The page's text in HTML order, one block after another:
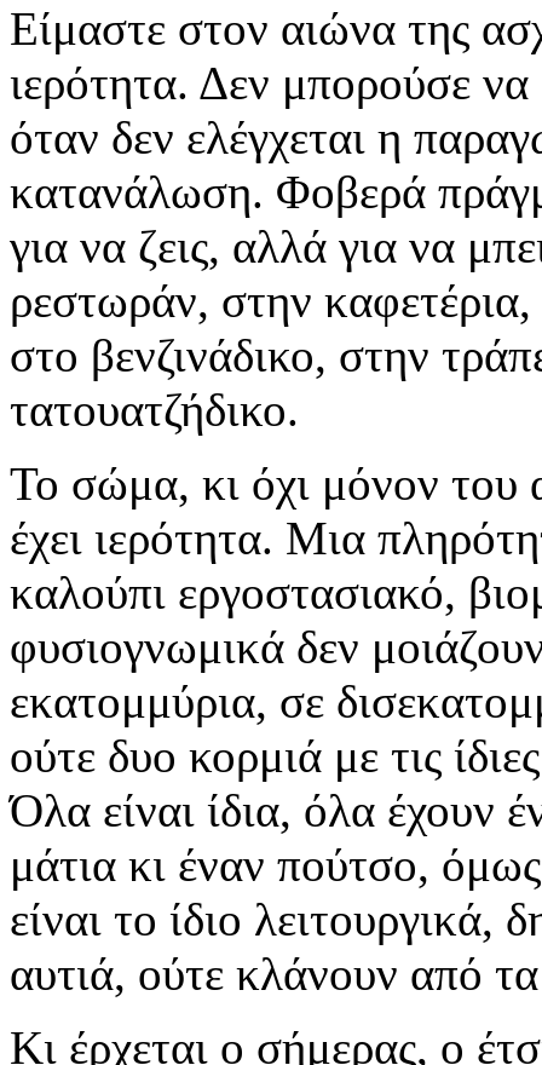
Είμαστε στον αιώνα της
ιερότητα. Δεν μπορούσε να
όταν δεν ελέγχεται η
κατανάλωση. Φοβερά
για να ζεις, αλλά για να
ρεστωράν, στην
στο βενζινάδικο, στην
τατουατζήδικο.
Το σώμα, κι όχι μόνον
έχει ιερότητα. Μια
καλούπι εργοστασιακό,
φυσιογνωμικά δεν
εκατομμύρια, σε
ούτε δυο κορμιά με τις
Όλα είναι ίδια, όλα έχουν
μάτια κι έναν πούτσο, όμως
είναι το ίδιο
αυτιά, ούτε κλάνουν από
Κι έρχεται ο σήμερας, ο